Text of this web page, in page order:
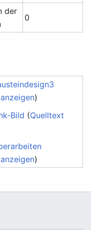
der
0
)
Bild (Quelltext
)